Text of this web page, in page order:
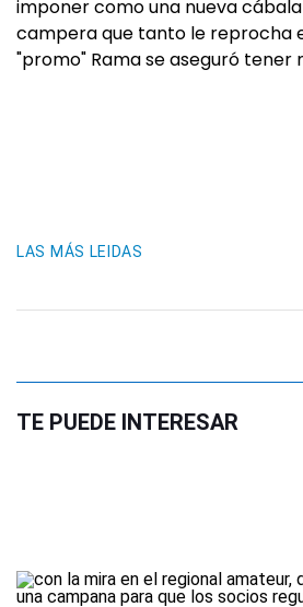
imponer como una nueva
campera que tanto le reprocha
"promo" Rama se aseguró tener
LAS MÁS LEIDAS
TE PUEDE INTERESAR